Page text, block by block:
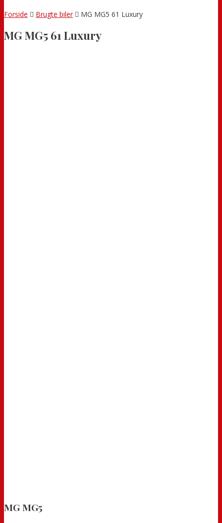
Forside Brugte biler MG MG5 61 Luxury
MG MG5 61 Luxury
MG MG5